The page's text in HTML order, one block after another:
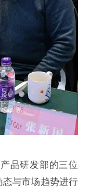
品研发部的三位
与市场趋势进行